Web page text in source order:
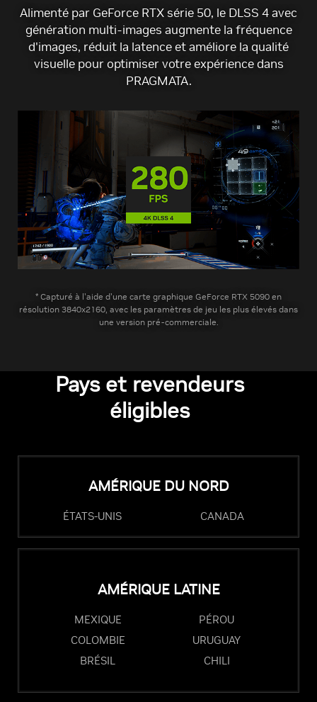
Alimenté par GeForce RTX série 50, le DLSS 4 avec
génération multi-images augmente la fréquence
d'images, réduit la latence et améliore la qualité
visuelle pour optimiser votre expérience dans
PRAGMATA.
* Capturé à l'aide d'une carte graphique GeForce RTX 5090 en
résolution 3840x2160, avec les paramètres de jeu les plus élevés dans
une version pré-commerciale.
Pays et revendeurs
éligibles
AMÉRIQUE DU NORD
ÉTATS-UNIS CANADA
AMÉRIQUE LATINE
MEXIQUE
PÉROU
COLOMBIE
URUGUAY
BRÉSIL
CHILI